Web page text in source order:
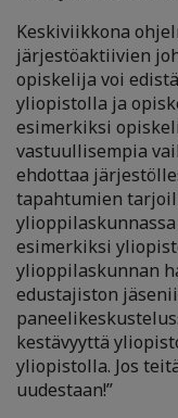
Keskiviikkona
järjestöaktiivien
opiskelija voi
yliopistolla ja
esimerkiksi
vastuullisempia
ehdottaa
tapahtumien
esimerkiksi
ylioppilaskunnan
edustajiston
kestävyyttä
yliopistolla. Jos
uudestaan!”